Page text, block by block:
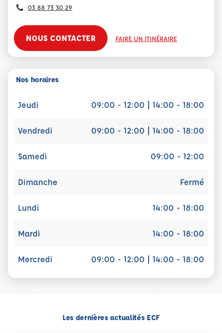
03 88 73 30 29
NOUS CONTACTER FAIRE UN ITINÉRAIRE
Nos horaires
Jeudi 09:00 - 12:00 | 14:00 - 18:00
Vendredi 09:00 - 12:00 | 14:00 - 18:00
Samedi 09:00 - 12:00
Dimanche Fermé
Lundi 14:00 - 18:00
Mardi 14:00 - 18:00
Mercredi 09:00 - 12:00 | 14:00 - 18:00
Les dernières actualités ECF